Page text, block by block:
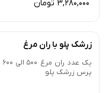
3,280,000 تومان
زرشک پلو با ران مرغ
پرس زرشک پلو